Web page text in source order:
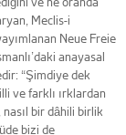
ve ne oranda
Meclis-i
Neue Freie
anayasal
“Şimdiye dek
ve farklı ırklardan
bir dâhili birlik
bizi de